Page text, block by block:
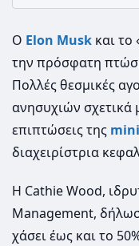
Ο Elon Musk και το
την πρόσφατη
Πολλές θεσμικές
ανησυχιών σχετικά
επιπτώσεις της
διαχειρίστρια
Η Cathie Wood,
Management,
χάσει έως και το